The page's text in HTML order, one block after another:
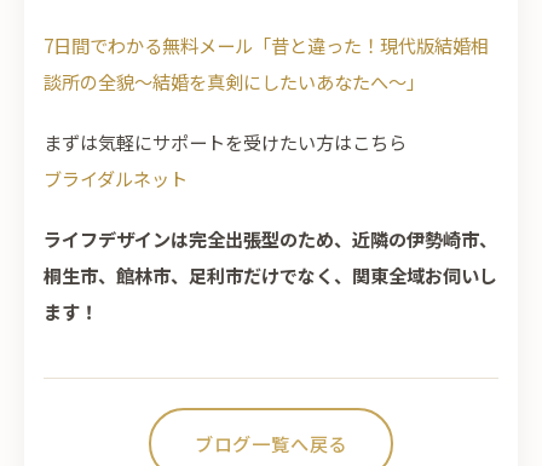
7日間でわかる無料メール「昔と違った！現代版結婚相
談所の全貌～結婚を真剣にしたいあなたへ～」
まずは気軽にサポートを受けたい方はこちら
ブライダルネット
ライフデザインは完全出張型のため、近隣の伊勢崎市、
桐生市、館林市、足利市だけでなく、関東全域お伺いし
ます！
ブログ一覧へ戻る